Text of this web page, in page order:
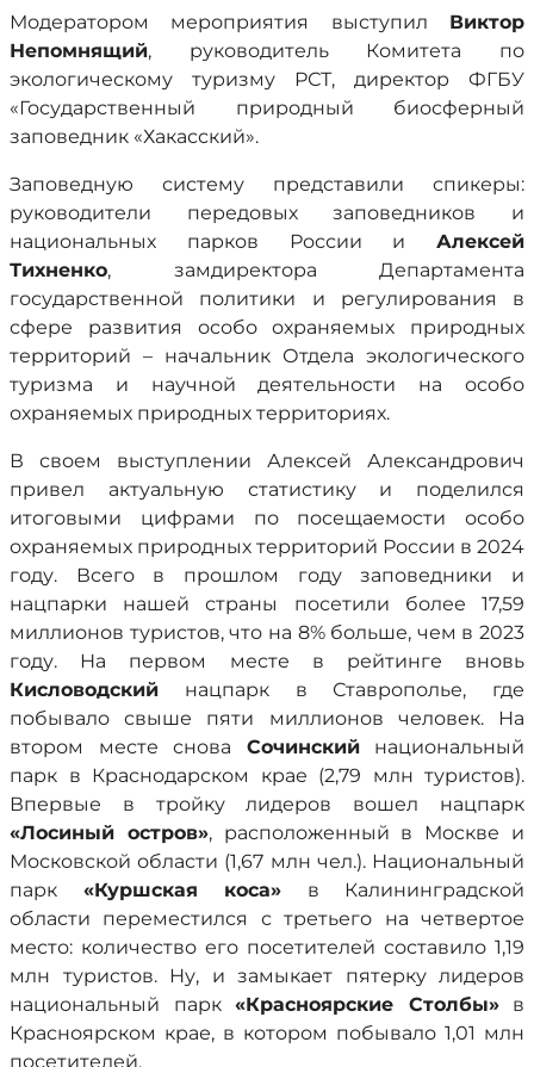
Модератором мероприятия выступил Виктор
Непомнящий, руководитель Комитета по
экологическому туризму РСТ, директор ФГБУ
«Государственный природный биосферный
заповедник «Хакасский».
Заповедную систему представили спикеры:
руководители передовых заповедников и
национальных парков России и Алексей
Тихненко, замдиректора Департамента
государственной политики и регулирования в
сфере развития особо охраняемых природных
территорий – начальник Отдела экологического
туризма и научной деятельности на особо
охраняемых природных территориях.
В своем выступлении Алексей Александрович
привел актуальную статистику и поделился
итоговыми цифрами по посещаемости особо
охраняемых природных территорий России в 2024
году. Всего в прошлом году заповедники и
нацпарки нашей страны посетили более 17,59
миллионов туристов, что на 8% больше, чем в 2023
году. На первом месте в рейтинге вновь
Кисловодский нацпарк в Ставрополье, где
побывало свыше пяти миллионов человек. На
втором месте снова Сочинскийнациональный
парк в Краснодарском крае (2,79 млн туристов).
Впервые в тройку лидеров вошел нацпарк
«Лосиный остров», расположенный в Москве и
Московской области (1,67 млн чел.). Национальный
парк «Куршская коса» в Калининградской
области переместился с третьего на четвертое
место: количество его посетителей составило 1,19
млн туристов. Ну, и замыкает пятерку лидеров
национальный парк «Красноярские Столбы»в
Красноярском крае, в котором побывало 1,01 млн
посетителей.